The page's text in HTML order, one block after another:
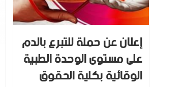
إعلان عن حملة للتبرع بالدم
على مستوى الوحدة الطبية
الوقائية بكلية الحقوق